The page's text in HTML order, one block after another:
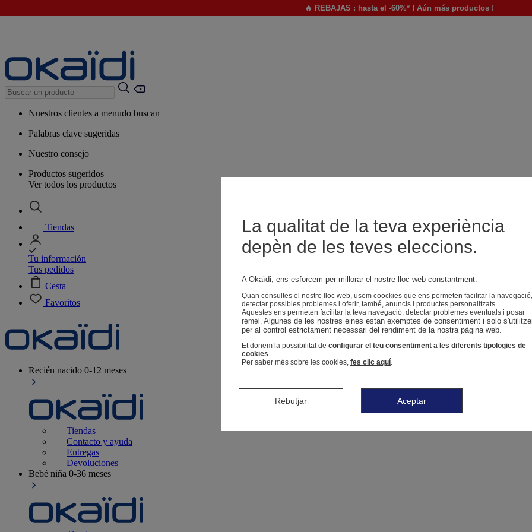
🔥 REBAJAS : hasta el -60%* ! Aún más productos !
Nuestros clientes a menudo buscan
Palabras clave sugeridas
Nuestro consejo
Productos sugeridos
Ver todos los productos
Tiendas
Tu información
Tus pedidos
Cesta
Favoritos
Recién nacido 0-12 meses
Tiendas
Contacto y ayuda
Entregas
Devoluciones
Bebé niña 0-36 meses
La qualitat de la teva experiència
depèn de les teves eleccions.
A Okaïdi, ens esforcem per millorar el nostre lloc web constantment.
Quan consultes el nostre lloc web, usem coockies que ens permeten facilitar la navegació,
detectar possibles problemes i oferir, també, anuncis i productes personalitzats.
Aquestes ens permeten facilitar la teva navegació, detectar problemes eventuals i posar
remei. Algunes de les nostres eines estan exemptes de consentiment i solo
per al control estrictament necessari del rendiment de la nostra pàgina web.
Et donem la possibilitat de configurar el teu consentiment a les diferents tipologies de
cookies
Per saber més sobre les cookies, fes clic aquí.
Rebutjar Aceptar